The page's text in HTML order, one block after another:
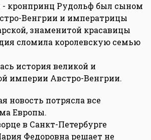
- кронпринц Рудольф был сыном
Венгрии и императрицы
знаменитой красавицы
сломила королевскую семью
история великой и
империи Австро-Венгрии.
новость потрясла все
Европы.
в Санкт-Петербурге
Федоровна решает не